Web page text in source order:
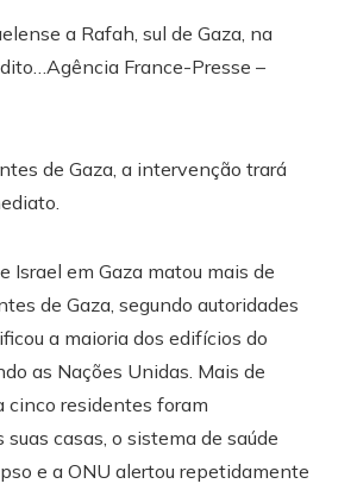
a Rafah, sul de Gaza, na
Agência France-Presse –
de Gaza, a intervenção trará
Israel em Gaza matou mais de
de Gaza, segundo autoridades
a maioria dos edifícios do
as Nações Unidas. Mais de
cinco residentes foram
suas casas, o sistema de saúde
e a ONU alertou repetidamente